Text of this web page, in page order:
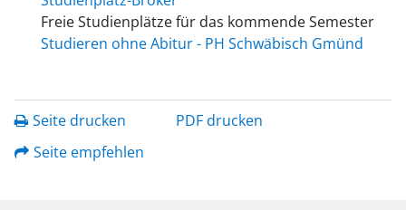
Freie Studienplätze für das kommende Semester
Studieren ohne Abitur - PH Schwäbisch Gmünd
Seite drucken
PDF drucken
Seite empfehlen